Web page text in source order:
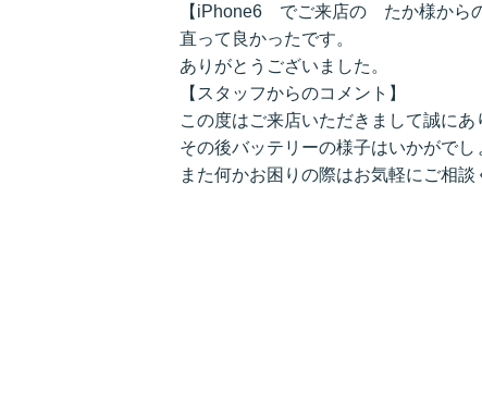
【iPhone6 でご来店の たか様からの
直って良かったです。
ありがとうございました。
【スタッフからのコメント】
この度はご来店いただきまして誠にあ
その後バッテリーの様子はいかがでし
また何かお困りの際はお気軽にご相談